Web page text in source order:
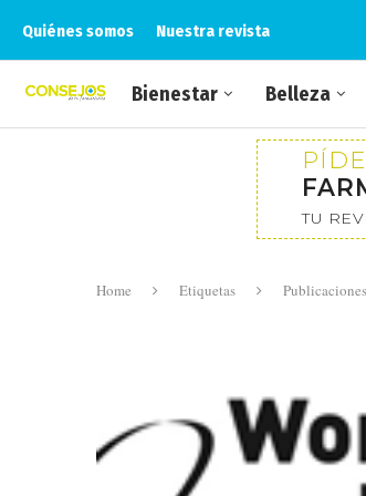
Quiénes somos Nuestra revista
Bienestar Belleza
TU
Home Etiquetas